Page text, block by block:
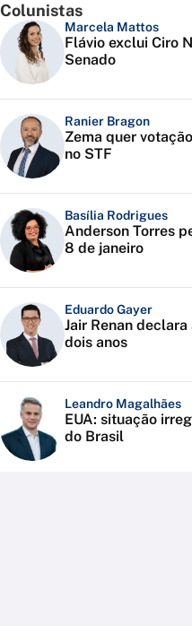
Colunistas
Marcela Mattos
Flávio exclui Ciro
Senado
Ranier Bragon
Zema quer
no STF
Basília Rodrigues
Anderson Torres
8 de janeiro
Eduardo Gayer
Jair Renan
dois anos
Leandro Magalhães
EUA: situação
do Brasil